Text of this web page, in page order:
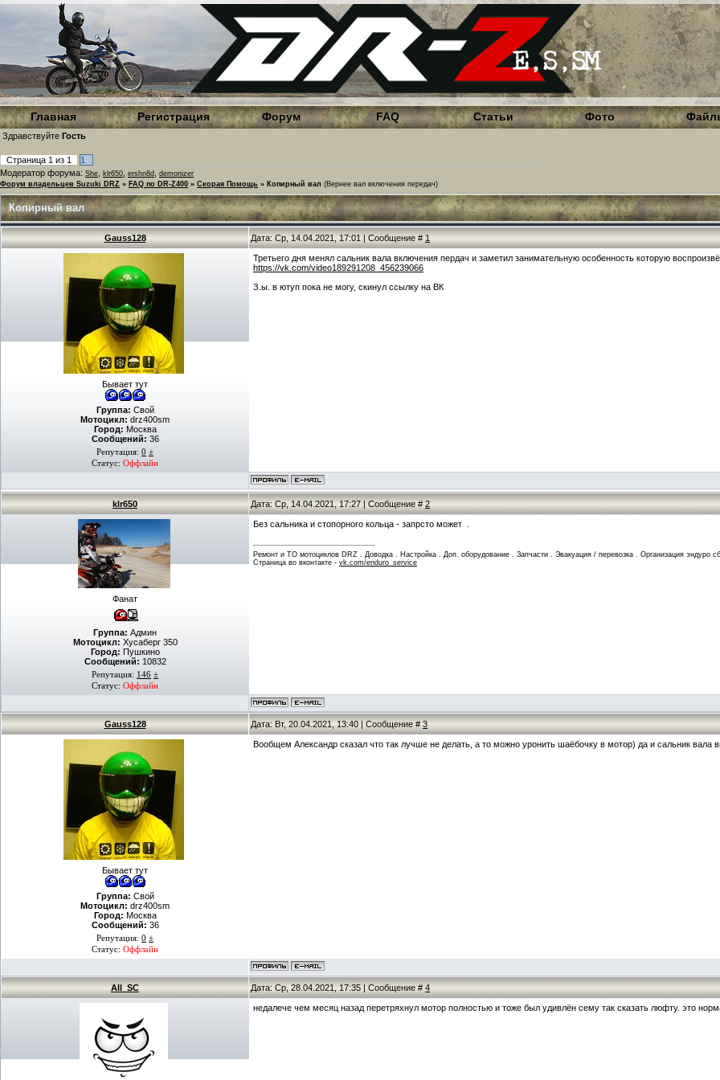
Главная Регистрация Форум FAQ Статьи Фото
Здравствуйте Гость
Страница 1 из 1
1
Модератор форума: She klr650 ershn8d
demonizer
Форум владельцев Suzuki DRZ » FAQ по DR-Z400 » Скорая Помощь » Копирный вал (Вернее вал включения передач)
Копирный вал
Gauss128 Дата: Ср, 14.04.2021, 17:01 | Сообщение # 1
Бывает тут
Группа: Свой
Мотоцикл: drz400sm
Город: Москва
Сообщений: 36
Репутация: 0 ±
Статус: Оффлайн
Третьего дня менял сальник вала включения пердач и заметил занимательную особенность которую
https://vk.com/video189291208_456239066
З.ы. в ютуп пока не могу, скинул ссылку на ВК
klr650 Дата: Ср, 14.04.2021, 17:27 | Сообщение # 2
Фанат
Группа: Админ
Мотоцикл: Хусаберг 350
Город: Пушкино
Сообщений: 10832
Репутация: 146 ±
Статус: Оффлайн
Без сальника и стопорного кольца - запрсто может .
Ремонт и ТО мотоциклов DRZ . Доводка . Настройка . Доп. оборудование . Запчасти . Эвакуация / перевозка . Организация эндуро
Страница во вконтакте - vk.com/enduro_service
Gauss128 Дата: Вт, 20.04.2021, 13:40 | Сообщение # 3
Бывает тут
Группа: Свой
Мотоцикл: drz400sm
Город: Москва
Сообщений: 36
Репутация: 0 ±
Статус: Оффлайн
Вообщем Александр сказал что так лучше не делать, а то можно уронить шаёбочку в мотор) да и сальник вала
All_SC Дата: Ср, 28.04.2021, 17:35 | Сообщение # 4
недалече чем месяц назад перетряхнул мотор полностью и тоже был удивлён сему так сказать люфту. это